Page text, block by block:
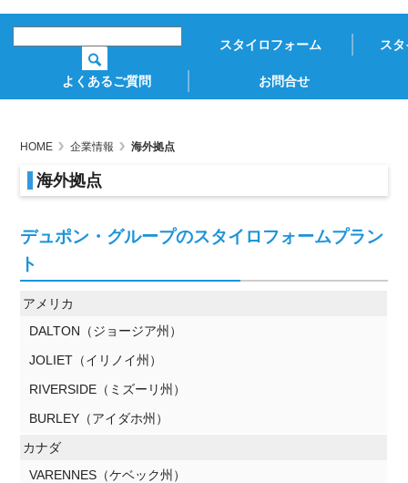
スタイロフォーム ス
よくあるご質問 お問合せ
HOME 企業情報 海外拠点
海外拠点
デュポン・グループのスタイロフォームプラン
ト
アメリカ
DALTON（ジョージア州）
JOLIET（イリノイ州）
RIVERSIDE（ミズーリ州）
BURLEY（アイダホ州）
カナダ
VARENNES（ケベック州）